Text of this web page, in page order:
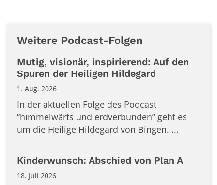
Weitere Podcast-Folgen
Mutig, visionär, inspirierend: Auf den
Spuren der Heiligen Hildegard
1. Aug. 2026
In der aktuellen Folge des Podcast
“himmelwärts und erdverbunden” geht es
um die Heilige Hildegard von Bingen. ...
Kinderwunsch: Abschied von Plan A
18. Juli 2026